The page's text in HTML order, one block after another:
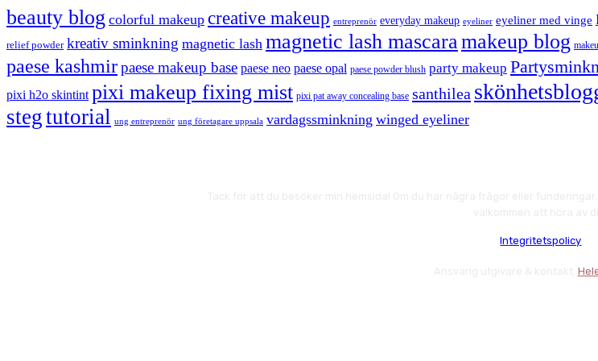
beauty blog colorful makeup creative makeup entreprenör everyday makeup eyeliner eyeliner med vinge
relief powder kreativ sminkning magnetic lash magnetic lash mascaramakeup blog
paese kashmirpaese makeup base paese neo paese opal paese powder blush party makeup
pixi h2o skintint pixi makeup fixing mist pixi pat away concealing base santhilea
stegtutorial ung entreprenör ung företagare uppsala vardagssminkning winged eyeliner
Integritetspolicy